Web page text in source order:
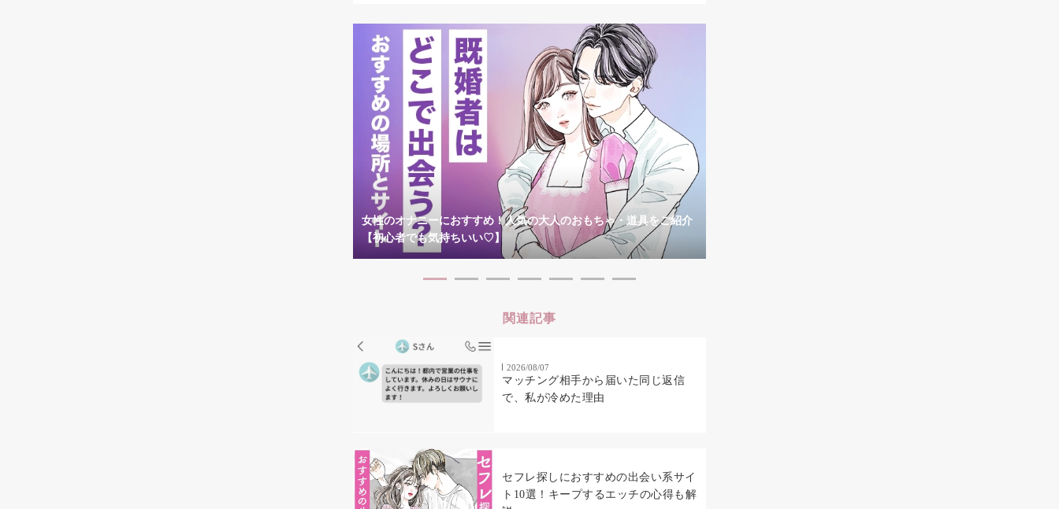
女性のオナニーにおすすめ！人気の大人のおもちゃ・道具をご紹介
【初心者でも気持ちいい♡】
関連記事
2026/08/07
マッチング相手から届いた同じ返信
で、私が冷めた理由
セフレ探しにおすすめの出会い系サイ
ト10選！キープするエッチの心得も解